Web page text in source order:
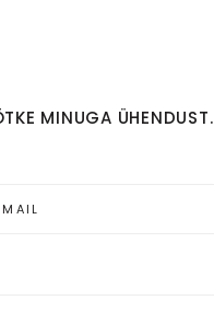
MINUGA ÜHENDUST.